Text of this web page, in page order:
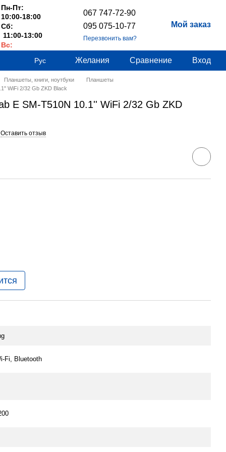
Пн-Пт:
10:00-18:00
Сб:
11:00-13:00
Вс:
067 747-72-90
095 075-10-77
Перезвонить вам?
Мой заказ
Рус Желания Сравнение Вход
Планшеты, книги, ноутбуки
Планшеты
WiFi 2/32 Gb ZKD Black
E SM-T510N 10.1'' WiFi 2/32 Gb ZKD
Оставить отзыв
Fi, Bluetooth